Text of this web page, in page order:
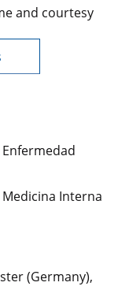
and courtesy
Interna
(Germany),